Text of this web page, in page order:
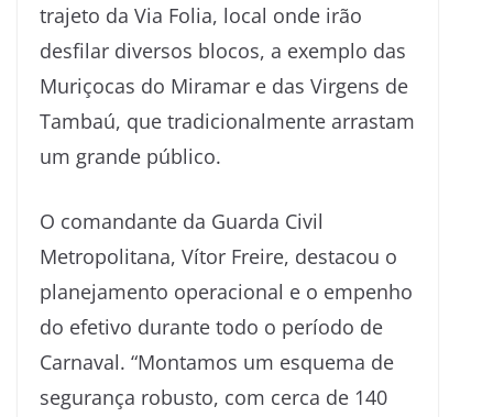
trajeto da Via Folia, local onde irão
desfilar diversos blocos, a exemplo das
Muriçocas do Miramar e das Virgens de
Tambaú, que tradicionalmente arrastam
um grande público.
O comandante da Guarda Civil
Metropolitana, Vítor Freire, destacou o
planejamento operacional e o empenho
do efetivo durante todo o período de
Carnaval. “Montamos um esquema de
segurança robusto, com cerca de 140